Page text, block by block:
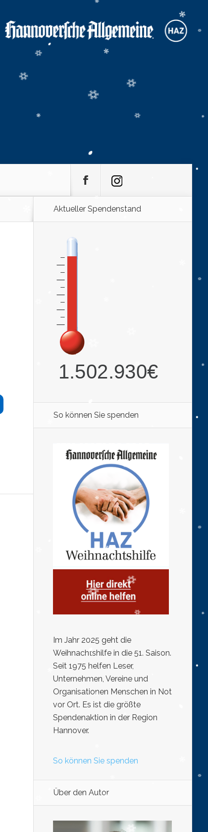
Aktueller Spendenstand
So können Sie spenden
Im Jahr 2025 geht die
Weihnachtshilfe in die 51. Saison.
Seit 1975 helfen Leser,
Unternehmen, Vereine und
Organisationen Menschen in Not
vor Ort. Es ist die größte
Spendenaktion in der Region
Hannover.
So können Sie spenden
Über den Autor